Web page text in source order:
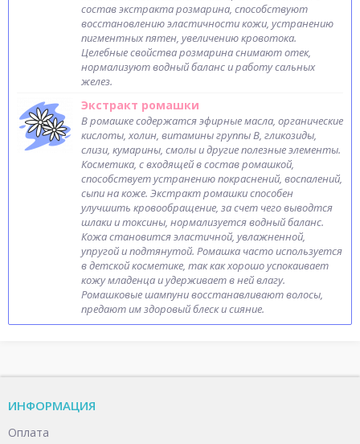
состав экстракта розмарина, способствуют
восстановлению эластичности кожи, устранению
пигментных пятен, увеличению кровотока.
Целебные свойства розмарина снимают отек,
нормализуют водный баланс и работу сальных
желез.
Экстракт ромашки
В ромашке содержатся эфирные масла, органические
кислоты, холин, витамины группы B, гликозиды,
слизи, кумарины, смолы и другие полезные элементы.
Косметика, с входящей в состав ромашкой,
способствует устранению покраснений, воспалений,
сыпи на коже. Экстракт ромашки способен
улучшить кровообращение, за счет чего выводтся
шлаки и токсины, нормализуется водный баланс.
Кожа становится эластичной, увлажненной,
упругой и подтянутой. Ромашка часто используется
в детской косметике, так как хорошо успокаивает
кожу младенца и удерживает в ней влагу.
Ромашковые шампуни восстанавливают волосы,
предают им здоровый блеск и сияние.
ИНФОРМАЦИЯ
Оплата